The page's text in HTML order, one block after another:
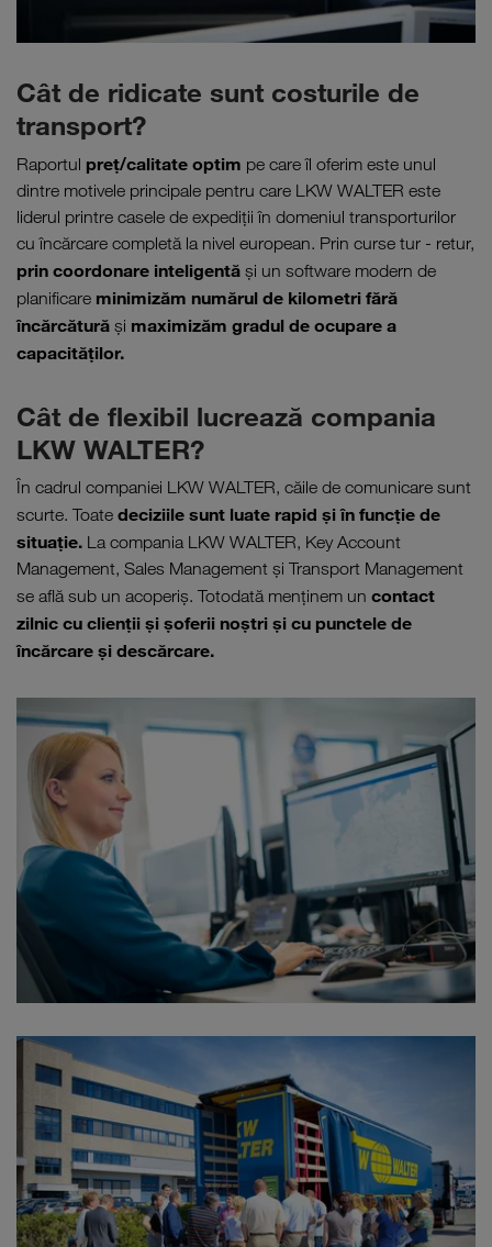
Cât de ridicate sunt costurile de
transport?
Raportul preţ/calitate optim pe care îl oferim este unul
dintre motivele principale pentru care LKW WALTER este
liderul printre casele de expediţii în domeniul transporturilor
cu încărcare completă la nivel european. Prin curse tur - retur,
prin coordonare inteligentă şi un software modern de
planificare minimizăm numărul de kilometri fără
încărcătură şi maximizăm gradul de ocupare a
capacităţilor.
Cât de flexibil lucrează compania
LKW WALTER?
În cadrul companiei LKW WALTER, căile de comunicare sunt
scurte. Toate deciziile sunt luate rapid şi în funcţie de
situaţie. La compania LKW WALTER, Key Account
Management, Sales Management şi Transport Management
se află sub un acoperiş. Totodată menţinem un contact
zilnic cu clienţii şi şoferii noştri şi cu punctele de
încărcare şi descărcare.